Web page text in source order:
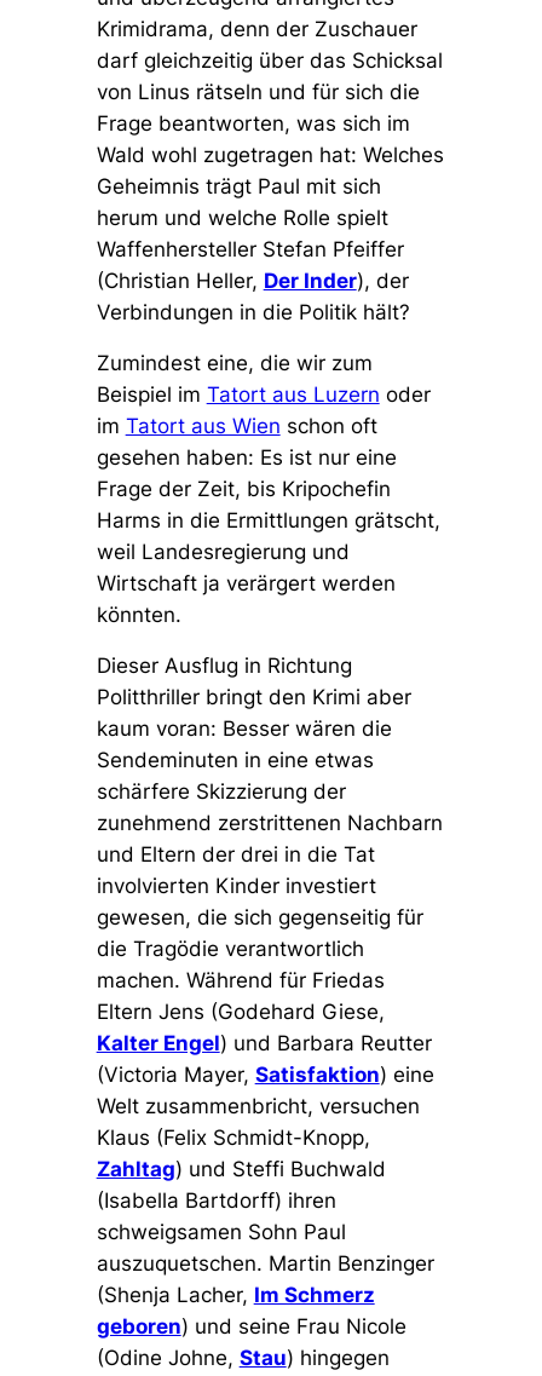
Krimidrama, denn der Zuschauer
darf gleichzeitig über das Schicksal
von Linus rätseln und für sich die
Frage beantworten, was sich im
Wald wohl zugetragen hat: Welches
Geheimnis trägt Paul mit sich
herum und welche Rolle spielt
Waffenhersteller Stefan Pfeiffer
(Christian Heller, Der Inder), der
Verbindungen in die Politik hält?
Zumindest eine, die wir zum
Beispiel im Tatort aus Luzern oder
im Tatort aus Wien schon oft
gesehen haben: Es ist nur eine
Frage der Zeit, bis Kripochefin
Harms in die Ermittlungen grätscht,
weil Landesregierung und
Wirtschaft ja verärgert werden
könnten.
Dieser Ausflug in Richtung
Politthriller bringt den Krimi aber
kaum voran: Besser wären die
Sendeminuten in eine etwas
schärfere Skizzierung der
zunehmend zerstrittenen Nachbarn
und Eltern der drei in die Tat
involvierten Kinder investiert
gewesen, die sich gegenseitig für
die Tragödie verantwortlich
machen. Während für Friedas
Eltern Jens (Godehard Giese,
Kalter Engel) und Barbara Reutter
(Victoria Mayer, Satisfaktion) eine
Welt zusammenbricht, versuchen
Klaus (Felix Schmidt-Knopp,
Zahltag) und Steffi Buchwald
(Isabella Bartdorff) ihren
schweigsamen Sohn Paul
auszuquetschen. Martin Benzinger
(Shenja Lacher, Im Schmerz
geboren) und seine Frau Nicole
(Odine Johne, Stau) hingegen